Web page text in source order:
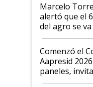
Marcelo
alertó que el
del agro se va
"No es
Argentina se
las mismas
años"
Comenzó el
Aapresid
paneles,
todas las